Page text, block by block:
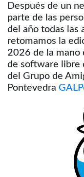
Después de un
parte de las
del año todas las
retomamos la
2026 de la mano
de software libre
del Grupo de
Pontevedra